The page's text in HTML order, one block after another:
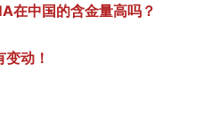
在中国的含金量高吗？
动！